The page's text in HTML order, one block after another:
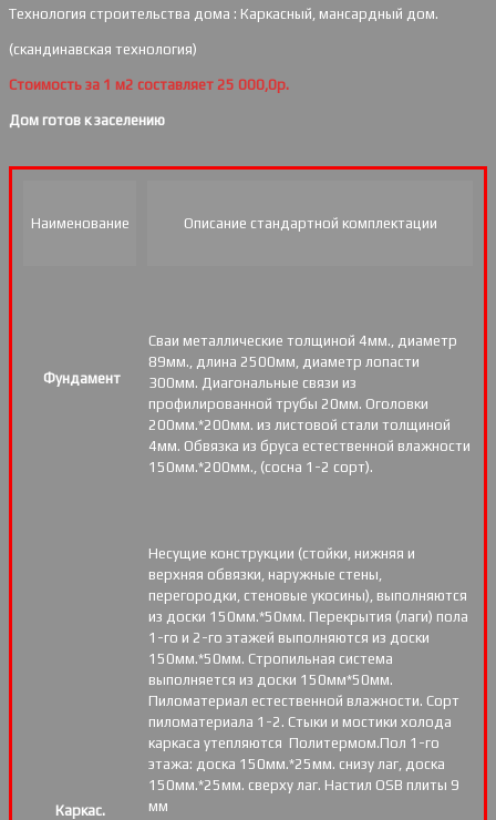
Технология строительства дома : Каркасный, мансардный дом.
(скандинавская технология)
Стоимость за 1 м2 составляет 25 000,0р.
Дом готов к заселению
Наименование Описание стандартной комплектации
Фундамент
Сваи металлические толщиной 4мм., диаметр
89мм., длина 2500мм, диаметр лопасти
300мм. Диагональные связи из
профилированной трубы 20мм. Оголовки
200мм.*200мм. из листовой стали толщиной
4мм. Обвязка из бруса естественной влажности
150мм.*200мм., (сосна 1-2 сорт).
Каркас.
Несущие конструкции (стойки, нижняя и
верхняя обвязки, наружные стены,
перегородки, стеновые укосины), выполняются
из доски 150мм.*50мм. Перекрытия (лаги) пола
1-го и 2-го этажей выполняются из доски
150мм.*50мм. Стропильная система
выполняется из доски 150мм*50мм.
Пиломатериал естественной влажности. Сорт
пиломатериала 1-2. Стыки и мостики холода
каркаса утепляются Политермом.Пол 1-го
этажа: доска 150мм.*25мм. снизу лаг, доска
150мм.*25мм. сверху лаг. Настил OSB плиты 9
мм